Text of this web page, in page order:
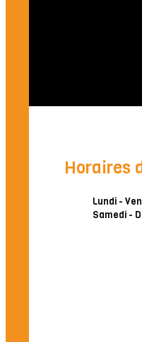
Horaires
Lundi -
Samedi -